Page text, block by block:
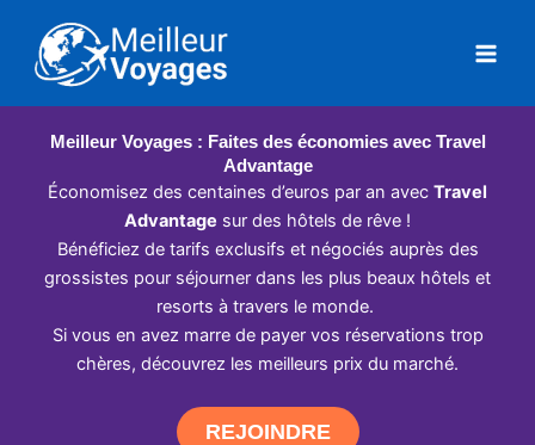
contenu
Meilleur Voyages : Faites des économies avec Travel
Advantage
Économisez des centaines d’euros par an avec Travel
Advantage sur des hôtels de rêve !
Bénéficiez de tarifs exclusifs et négociés auprès des
grossistes pour séjourner dans les plus beaux hôtels et
resorts à travers le monde.
Si vous en avez marre de payer vos réservations trop
chères, découvrez les meilleurs prix du marché.
REJOINDRE